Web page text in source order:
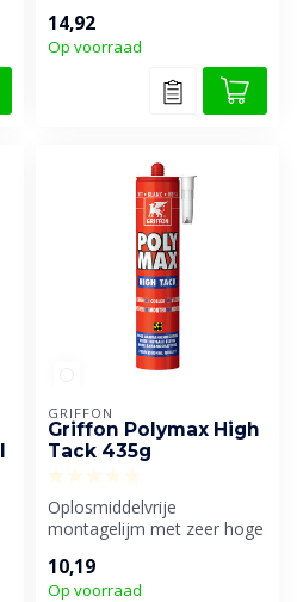
montagelijm, ...
14,92
Op voorraad
GRIFFON
Griffon Polymax High
Tack 435g
Oplosmiddelvrije
montagelijm met zeer hoge
10,19
Op voorraad